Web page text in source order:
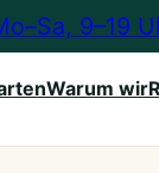
9–19
Warum wir